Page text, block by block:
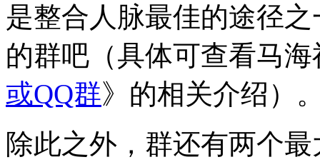
是整合人脉最佳的途径
的群吧（具体可查看马
或QQ群》的相关介绍）
除此之外，群还有两个